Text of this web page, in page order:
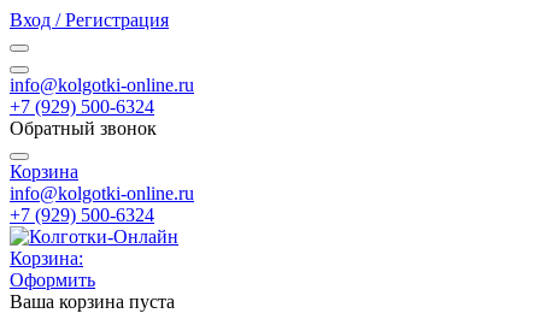
Вход / Регистрация
info@kolgotki-online.ru
+7 (929) 500-6324
Обратный звонок
Корзина
info@kolgotki-online.ru
+7 (929) 500-6324
Корзина:
Оформить
Ваша корзина пуста